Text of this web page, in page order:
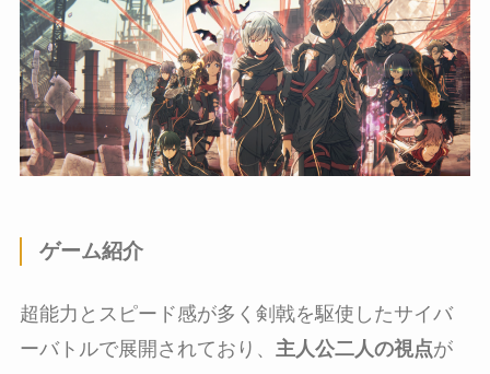
ゲーム紹介
超能力とスピード感が多く剣戟を駆使したサイバ
ーバトルで展開されており、 主人公二人の視点が